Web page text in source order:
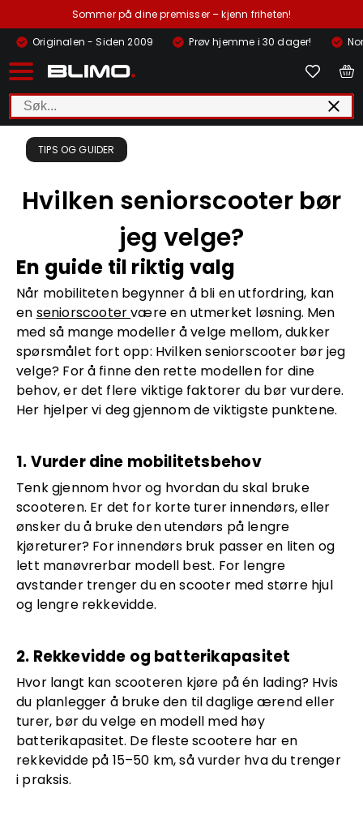
Sommer på dine premisser – kjenn friheten!
Originalen - Siden 2009
Prøv hjemme i 30 dager!
TIPS OG GUIDER
Hvilken seniorscooter bør
jeg velge?
En guide til riktig valg
Når mobiliteten begynner å bli en utfordring, kan
en seniorscootervære en utmerket løsning. Men
med så mange modeller å velge mellom, dukker
spørsmålet fort opp: Hvilken seniorscooter bør jeg
velge? For å finne den rette modellen for dine
behov, er det flere viktige faktorer du bør vurdere.
Her hjelper vi deg gjennom de viktigste punktene.
1. Vurder dine mobilitetsbehov
Tenk gjennom hvor og hvordan du skal bruke
scooteren. Er det for korte turer innendørs, eller
ønsker du å bruke den utendørs på lengre
kjøreturer? For innendørs bruk passer en liten og
lett manøvrerbar modell best. For lengre
avstander trenger du en scooter med større hjul
og lengre rekkevidde.
2. Rekkevidde og batterikapasitet
Hvor langt kan scooteren kjøre på én lading? Hvis
du planlegger å bruke den til daglige ærend eller
turer, bør du velge en modell med høy
batterikapasitet. De fleste scootere har en
rekkevidde på 15–50 km, så vurder hva du trenger
i praksis.